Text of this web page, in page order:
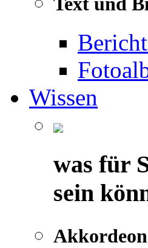
Wissen
was für
sein
Akkordeon